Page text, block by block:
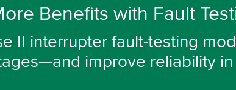
Benefits with Fault
II interrupter fault-testing
improve reliability